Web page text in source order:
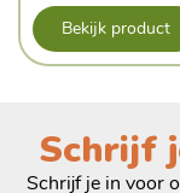
Bekijk product
Schrijf
Schrijf je in voor